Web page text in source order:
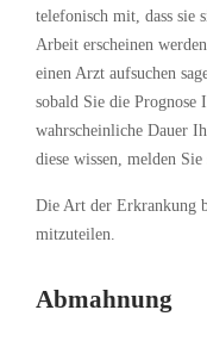
telefonisch mit, dass sie
Arbeit erscheinen
einen Arzt aufsuchen
sobald Sie die Prognose
wahrscheinliche Dauer
diese wissen, melden
Die Art der Erkrankung
mitzuteilen.
Abmahnung